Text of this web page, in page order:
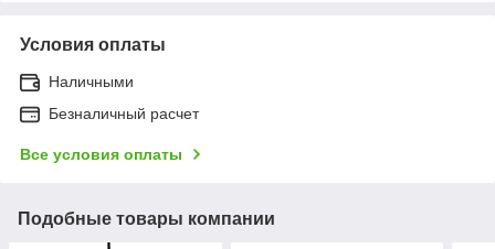
Условия оплаты
Наличными
Безналичный расчет
Все условия оплаты
Подобные товары компании